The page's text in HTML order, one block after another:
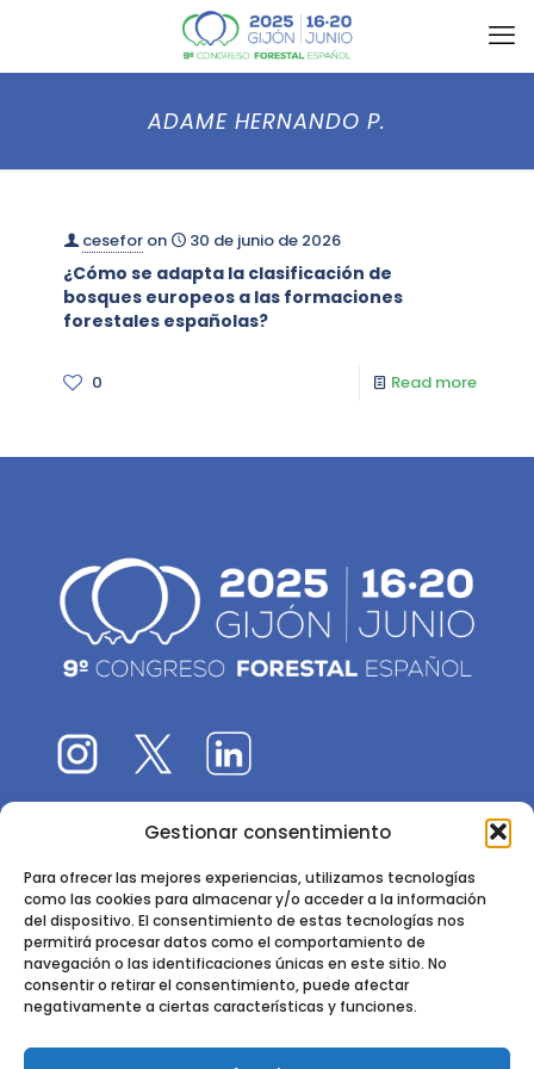
Gestionar consentimiento
Para ofrecer las mejores experiencias, utilizamos tecnologías
como las cookies para almacenar y/o acceder a la información
del dispositivo. El consentimiento de estas tecnologías nos
permitirá procesar datos como el comportamiento de
navegación o las identificaciones únicas en este sitio. No
consentir o retirar el consentimiento, puede afectar
negativamente a ciertas características y funciones.
ADAME HERNANDO P.
cesefor on 30 de junio de 2026
¿Cómo se adapta la clasificación de
bosques europeos a las formaciones
forestales españolas?
0 Read more
El 9CFE es una actividad promovida por laSociedad
Instituto de Ciencias Forestales, INIA-CSIC
Ctra. de la Coruña km 7,5 - 28040 Madrid